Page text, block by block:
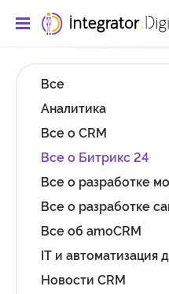
Ссылка на главную
Все
Аналитика
Все о CRM
Все о Битрикс 24
Все о разработке
Все о разработке
Все об amoCRM
IT и автоматизация
Новости CRM